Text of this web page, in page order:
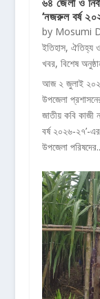
‘নজরুল বর্ষ
by Mosumi
ইতিহাস, ঐতিহ্য ও
খবর, বিশেষ
আজ ২ জুলাই ২০২৬
উপজেলা
জাতীয় কবি কাজী
বর্ষ ২০২৬-২৭’-
উপজেলা